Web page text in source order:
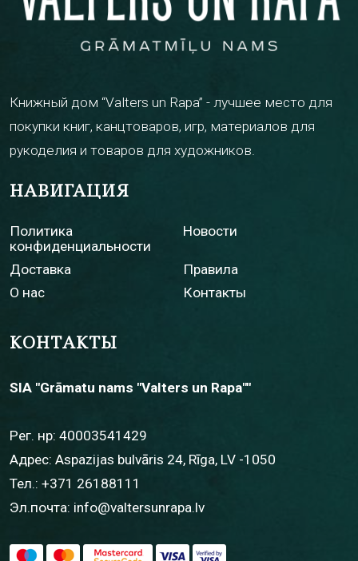
Книжный дом “Valters un Rapa” - лучшее место для
покупки книг, канцтоваров, игр, материалов для
рукоделия и товаров для художников.
НАВИГАЦИЯ
Политика
конфиденциальности
Новости
Доставка
Правила
О нас
Контакты
КОНТАКТЫ
SIA "Grāmatu nams "Valters un Rapa""
Рег. нр: 40003541429
Адрес: Aspazijas bulvāris 24, Rīga, LV -1050
Тел.: +371 26188111
Эл.почта: info@valtersunrapa.lv